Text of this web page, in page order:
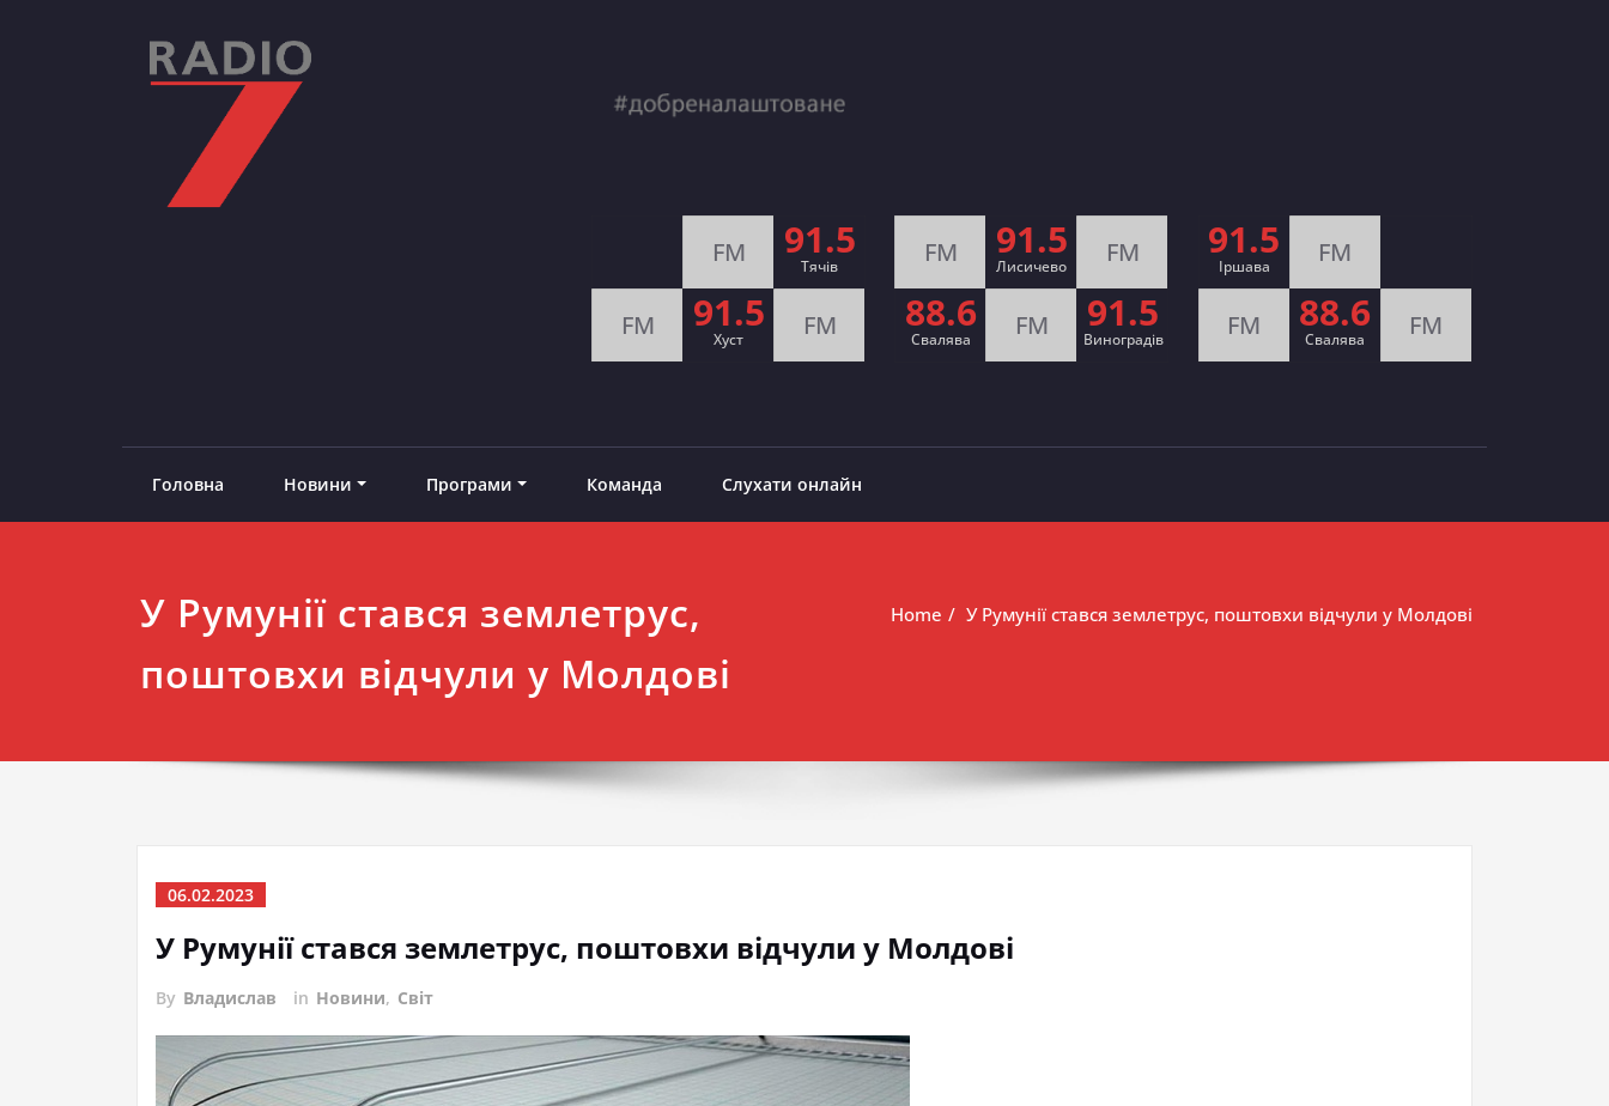
FM 91.5
Тячів
FM 91.5
Хуст FM
FM 91.5
Лисичево FM
88.6
Свалява FM 91.5
Виноградів
91.5
Іршава FM
FM 88.6
Cвалява FM
Головна Новини Програми Команда Слухати онлайн
У Румунії стався землетрус,
поштовхи відчули у Молдові
Home У Румунії стався землетрус, поштовхи відчули у Молдові
06.02.2023
У Румунії стався землетрус, поштовхи відчули у Молдові
By Владислав in Новини, Світ